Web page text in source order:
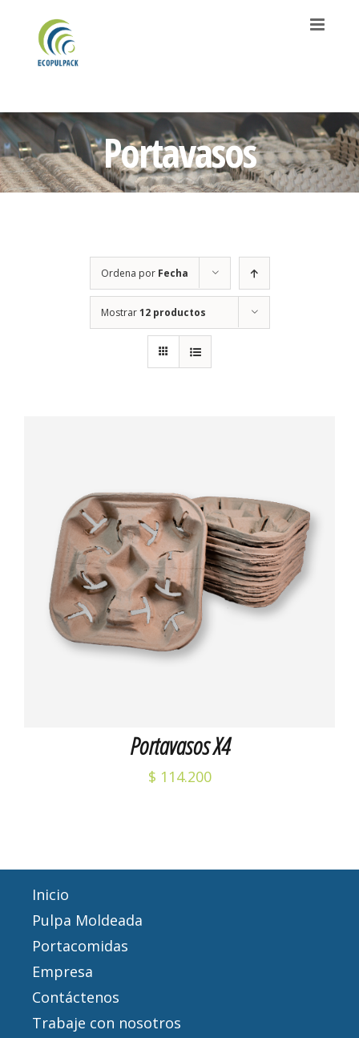
contenido
Portavasos
Ordena por Fecha
Mostrar12 productos
Valorado
con5.00de 5
AÑADIR AL CARRITO / DETALLES
Portavasos X4
$ 114.200
Inicio
Pulpa Moldeada
Portacomidas
Empresa
Contáctenos
Trabaje con nosotros